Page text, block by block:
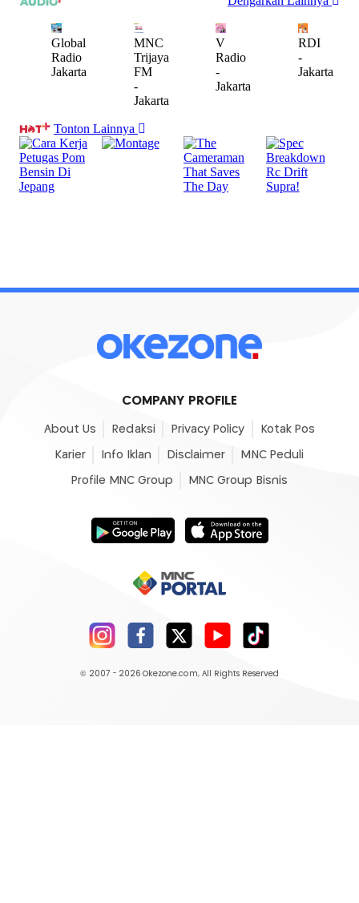
COMPANY PROFILE
About Us Redaksi Privacy Policy Kotak Pos
Karier Info Iklan Disclaimer MNC Peduli
Profile MNC Group MNC Group Bisnis
© 2007 - 2026 Okezone.com, All Rights Reserved